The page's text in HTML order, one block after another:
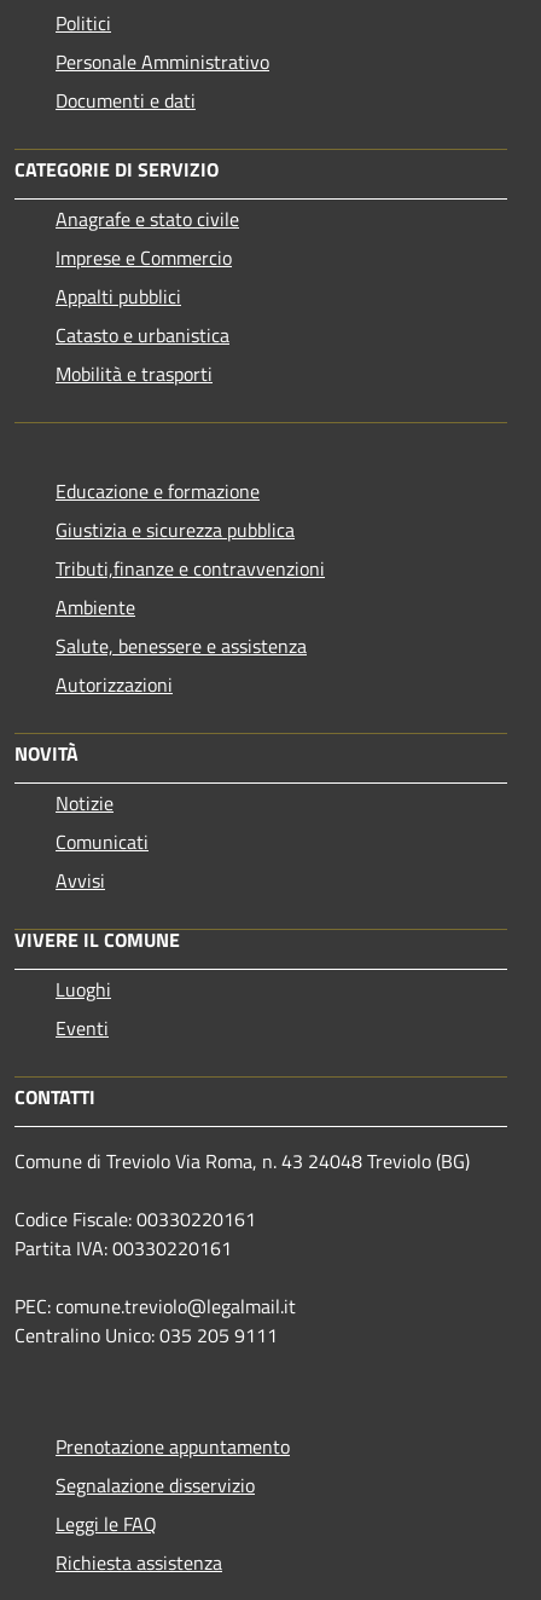
Politici
Personale Amministrativo
Documenti e dati
CATEGORIE DI SERVIZIO
Anagrafe e stato civile
Imprese e Commercio
Appalti pubblici
Catasto e urbanistica
Mobilità e trasporti
Educazione e formazione
Giustizia e sicurezza pubblica
Tributi,finanze e contravvenzioni
Ambiente
Salute, benessere e assistenza
Autorizzazioni
NOVITÀ
Notizie
Comunicati
Avvisi
VIVERE IL COMUNE
Luoghi
Eventi
CONTATTI
Comune di Treviolo Via Roma, n. 43 24048 Treviolo (BG)
Codice Fiscale: 00330220161
Partita IVA: 00330220161
PEC: comune.treviolo@legalmail.it
Centralino Unico:035 205 9111
Prenotazione appuntamento
Segnalazione disservizio
Leggi le FAQ
Richiesta assistenza